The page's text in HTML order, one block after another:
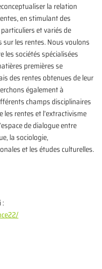
la relation
en stimulant des
et variés de
les rentes. Nous voulons
les sociétés spécialisées
premières se
des rentes obtenues de leur
également à
champs disciplinaires
rentes et l’extractivisme
de dialogue entre
la sociologie,
et les études culturelles.
: